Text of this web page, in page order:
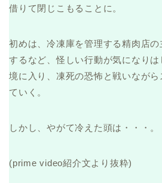
借りて閉じこもることに。
初めは、冷凍庫を管理する精肉店
するなど、怪しい行動が気になり
境に入り、凍死の恐怖と戦いなが
ていく。
しかし、やがて冷えた頭は・・・。
(prime video紹介文より抜粋)